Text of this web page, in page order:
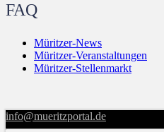
FAQ
Müritzer-News
Müritzer-Veranstaltungen
Müritzer-Stellenmarkt
info@mueritzportal.de